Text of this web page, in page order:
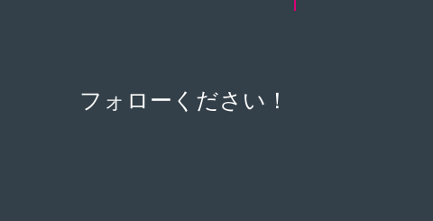
フォローください！